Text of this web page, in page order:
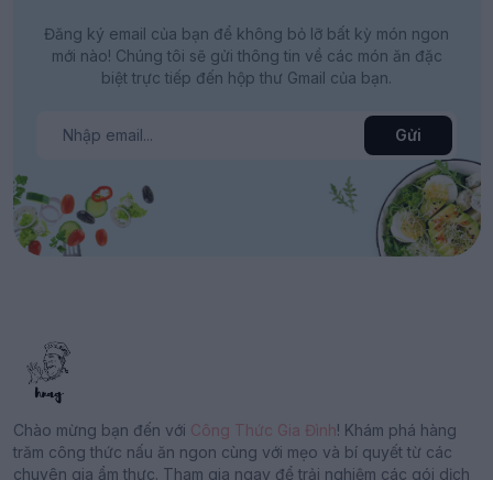
Đăng ký email của bạn để không bỏ lỡ bất kỳ món ngon
mới nào! Chúng tôi sẽ gửi thông tin về các món ăn đặc
biệt trực tiếp đến hộp thư Gmail của bạn.
Gửi
Chào mừng bạn đến với Công Thức Gia Đình! Khám phá hàng
trăm công thức nấu ăn ngon cùng với mẹo và bí quyết từ các
chuyên gia ẩm thực. Tham gia ngay để trải nghiệm các gói dịch